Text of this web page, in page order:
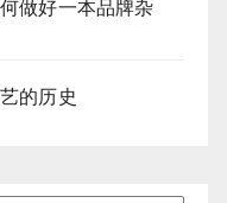
做好一本品牌杂
的历史